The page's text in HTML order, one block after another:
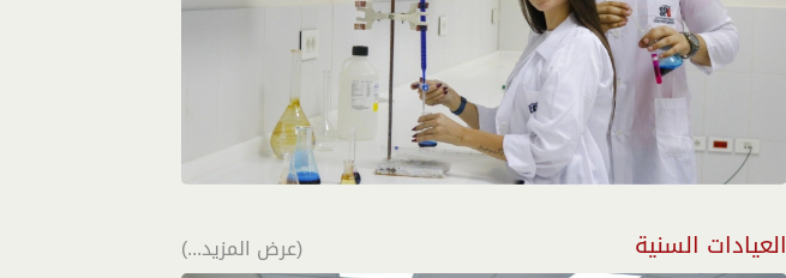
العيادات السنية (عرض المزيد...)